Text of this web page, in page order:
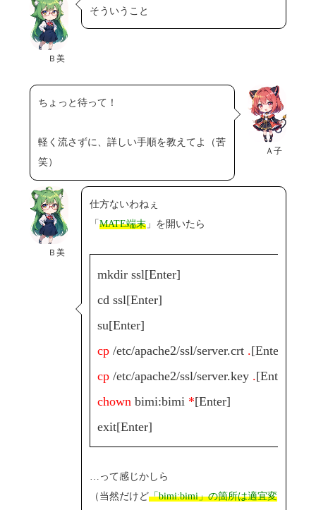
Ｂ美
そういうこと
Ａ子
ちょっと待って！
軽く流さずに、詳しい手順を教えてよ（苦
笑）
Ｂ美
仕方ないわねぇ
「 MATE端末」を開いたら
mkdir ssl[Enter]
cd ssl[Enter]
su[Enter]
cp/etc/apache2/ssl/server.crt .[Enter]
cp/etc/apache2/ssl/server.key .[Enter]
chownbimi:bimi *[Enter]
exit[Enter]
…って感じかしら
（当然だけど「bimi:bimi」の箇所は適宜変